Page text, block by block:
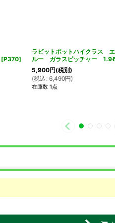
[P370]
ラビットポットハイクラス
ルー ガラスピッチャー
5,900円(税別)
(税込 : 6,490円)
在庫数 1点